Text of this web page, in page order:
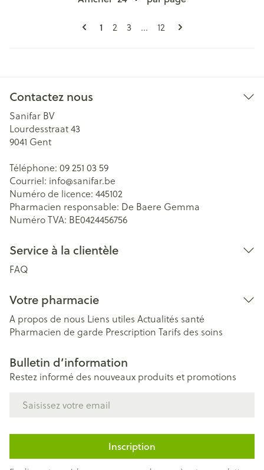
Vous lisez actuellement la page
1 Page
2 Page
3 ... Page
12
Contactez nous
Sanifar BV
Lourdesstraat 43
9041 Gent
Téléphone: 09 251 03 59
Courriel: info@sanifar.be
Numéro de licence: 445102
Pharmacien responsable: De Baere Gemma
Numéro TVA: BE0424456756
Service à la clientèle
FAQ
Votre pharmacie
A propos de nous Liens utiles Actualités santé
Pharmacien de garde Prescription Tarifs des soins
Bulletin d’information
Restez informé des nouveaux produits et promotions
Inscription